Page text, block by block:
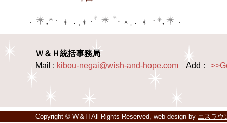
Ｗ＆Ｈ統括事務局
Mail : kibou-negai@wish-and-hope.com Add：
Copyright © W＆H All Rights Reserved, web design by エスラウ